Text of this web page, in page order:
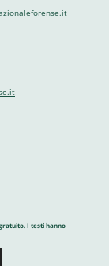
I testi hanno